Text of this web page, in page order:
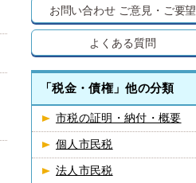
お問い合わせ ご意見・ご要望
よくある質問
「税金・債権」他の分類
市税の証明・納付・概要
個人市民税
法人市民税